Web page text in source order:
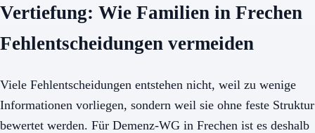
Vertiefung: Wie Familien in Frechen
Fehlentscheidungen vermeiden
Viele Fehlentscheidungen entstehen nicht, weil zu wenige
Informationen vorliegen, sondern weil sie ohne feste Struktur
bewertet werden. Für Demenz-WG in Frechen ist es deshalb